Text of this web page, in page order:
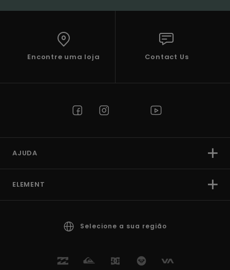
Encontre uma loja Contact Us
AJUDA
ELEMENT
Selecione a sua região